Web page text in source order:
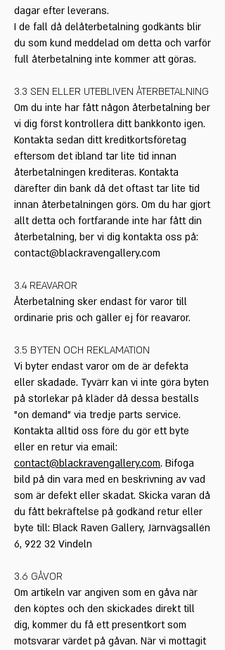
dagar efter leverans.
I de fall då delåterbetalning godkänts blir
du som kund meddelad om detta och varför
full återbetalning inte kommer att göras.
3.3 SEN ELLER UTEBLIVEN ÅTERBETALNING
Om du inte har fått någon återbetalning ber
vi dig först kontrollera ditt bankkonto igen.
Kontakta sedan ditt kreditkortsföretag
eftersom det ibland tar lite tid innan
återbetalningen krediteras. Kontakta
därefter din bank då det oftast tar lite tid
innan återbetalningen görs. Om du har gjort
allt detta och fortfarande inte har fått din
återbetalning, ber vi dig kontakta oss på:
contact@blackravengallery.com
3.4 REAVAROR
Återbetalning sker endast för varor till
ordinarie pris och gäller ej för reavaror.
3.5 BYTEN OCH REKLAMATION
Vi byter endast varor om de är defekta
eller skadade. Tyvärr kan vi inte göra byten
på storlekar på kläder då dessa beställs
”on demand” via tredje parts service.
Kontakta alltid oss före du gör ett byte
eller en retur via email:
contact@blackravengallery.com. Bifoga
bild på din vara med en beskrivning av vad
som är defekt eller skadat. Skicka varan då
du fått bekräftelse på godkänd retur eller
byte till: Black Raven Gallery, Järnvägsallén
6, 922 32 Vindeln
3.6 GÅVOR
Om artikeln var angiven som en gåva när
den köptes och den skickades direkt till
dig, kommer du få ett presentkort som
motsvarar värdet på gåvan. När vi mottagit